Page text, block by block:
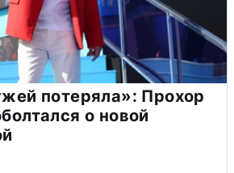
потеряла»: Прохор
о новой